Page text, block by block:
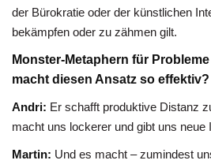
der Bürokratie oder der künstlichen
bekämpfen oder zu zähmen gilt.
Monster-Metaphern für
macht diesen Ansatz so effektiv?
Andri: Er schafft produktive Distanz
macht uns lockerer und gibt uns neue
Martin: Und es macht – zumindest